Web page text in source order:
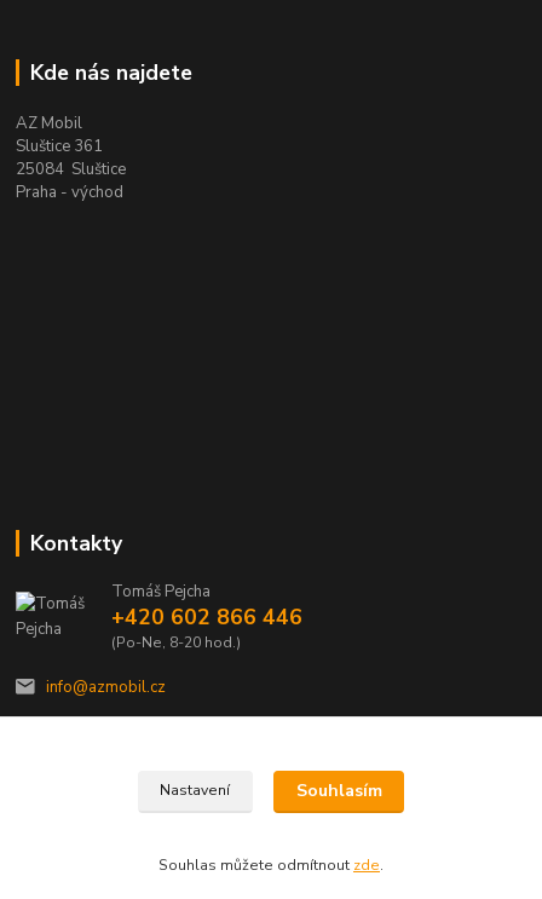
Kde nás najdete
AZ Mobil
Sluštice 361
25084 Sluštice
Praha - východ
Kontakty
Tomáš Pejcha
+420 602 866 446
(Po-Ne, 8-20 hod.)
info@azmobil.cz
Veškeré texty a popisy vytvořil Tomáš Pejcha - 2009-2026 © AZMOBIL.CZ
Nastavení Souhlasím
Souhlas můžete odmítnout zde.